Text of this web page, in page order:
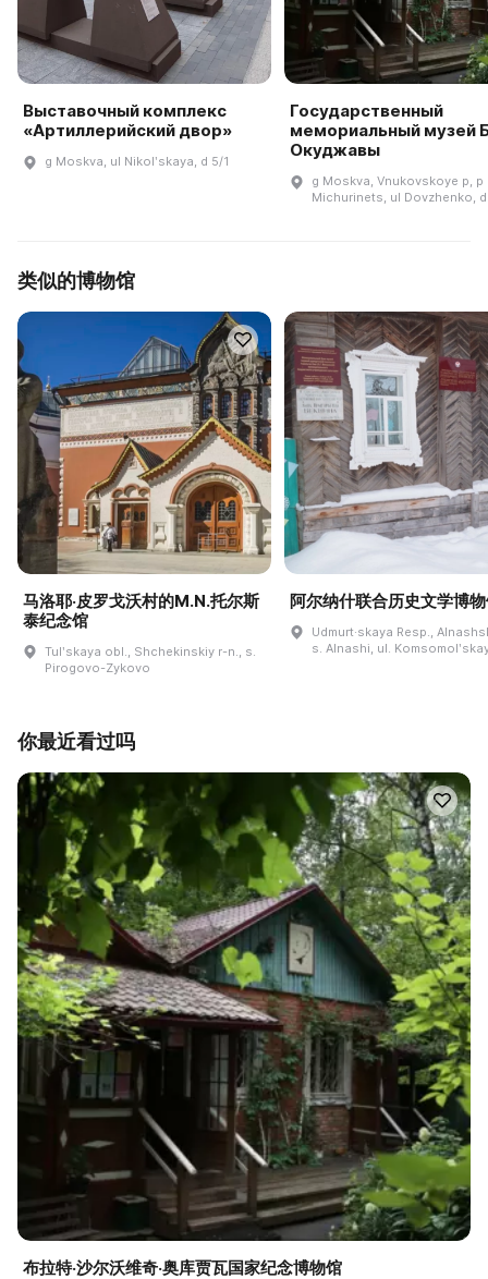
Выставочный комплекс
«Артиллерийский двор»
g Moskva, ul Nikolʹskaya, d 5/1
Государственный
мемориальный музей
Окуджавы
g Moskva, Vnukovskoye p, p
Michurinets, ul Dovzhenko, d
类似的博物馆
马洛耶·皮罗戈沃村的M.N.托尔斯
泰纪念馆
Tulʹskaya obl., Shchekinskiy r-n., s.
Pirogovo-Zykovo
阿尔纳什联合历史文学博
Udmurt·skaya Resp.,
s. Alnashi, ul.
你最近看过吗
布拉特·沙尔沃维奇·奥库贾瓦国家纪念博物馆